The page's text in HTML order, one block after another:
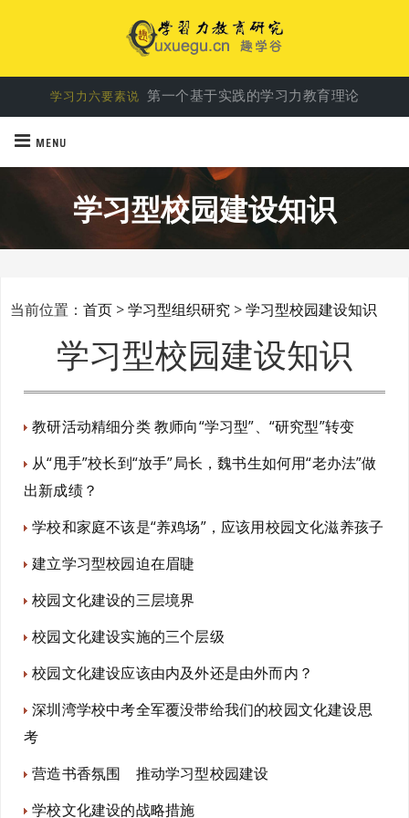
学习力六要素说 第一个基于实践的学习力教育理论
学习力教育专家余建祥 破解学习密码，让学习力驱动孩子成长
MENU
学习型校园建设知识
当前位置： 首页 >学习型组织研究 >学习型校园建设知识
学习型校园建设知识
教研活动精细分类 教师向“学习型”、“研究型”转变
从“甩手”校长到“放手”局长，魏书生如何用“老办法”做
出新成绩？
学校和家庭不该是“养鸡场”，应该用校园文化滋养孩子
建立学习型校园迫在眉睫
校园文化建设的三层境界
校园文化建设实施的三个层级
校园文化建设应该由内及外还是由外而内？
深圳湾学校中考全军覆没带给我们的校园文化建设思
考
营造书香氛围 推动学习型校园建设
学校文化建设的战略措施